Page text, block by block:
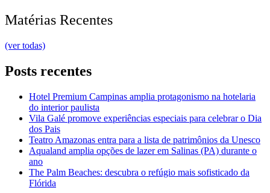
Matérias Recentes
(ver todas)
Posts recentes
Hotel Premium Campinas amplia protagonismo na hotelaria
do interior paulista
Vila Galé promove experiências especiais para celebrar o Dia
dos Pais
Teatro Amazonas entra para a lista de patrimônios da Unesco
Aqualand amplia opções de lazer em Salinas (PA) durante o
ano
The Palm Beaches: descubra o refúgio mais sofisticado da
Flórida